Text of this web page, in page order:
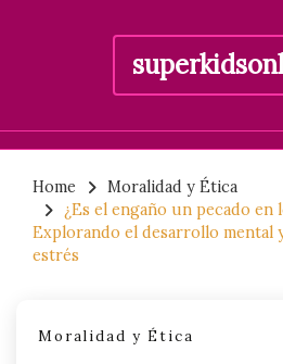
content
Home
Moralidad y Ética
¿Es el engaño un pecado
Explorando el desarrollo mental
estrés
Moralidad y Ética